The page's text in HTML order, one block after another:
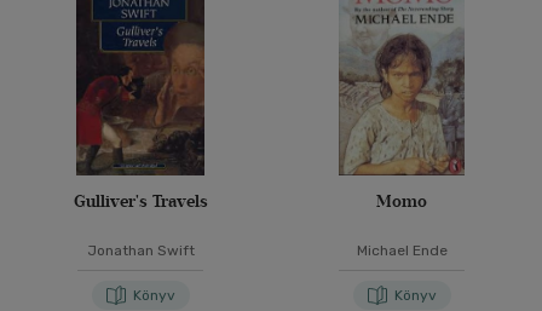
Gulliver's Travels
Jonathan Swift
Könyv
Momo
Michael Ende
Könyv